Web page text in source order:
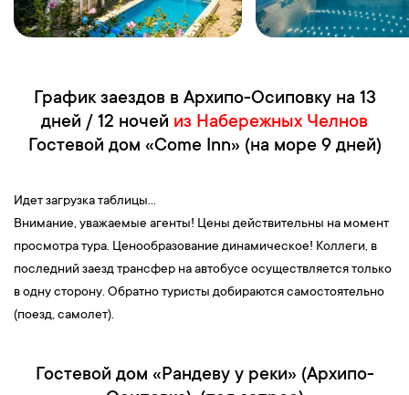
График заездов в Архипо-Осиповку на 13
дней / 12 ночей из Набережных Челнов
Гостевой дом «Come Inn» (на море 9 дней)
Идет загрузка таблицы...
Внимание, уважаемые агенты! Цены действительны на момент
просмотра тура. Ценообразование динамическое! Коллеги, в
последний заезд трансфер на автобусе осуществляется только
в одну сторону. Обратно туристы добираются самостоятельно
(поезд, самолет).
Гостевой дом «Рандеву у реки» (Архипо-